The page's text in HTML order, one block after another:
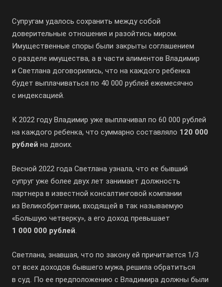
Супругам удалось сохранить между собой
доверительные отношения и разойтись миром.
Имущественные споры были закрыты соглашением
о разделе имущества, а в части алиментов Владимир
и Светлана договорились, что на каждого ребенка
будет выплачиваться по 40 000 рублей ежемесячно
с индексацией.
К 2022 году Владимир уже выплачивал по 60 000 рублей
на каждого ребенка, что суммарно составляло 120 000
рублей на двоих.
Весной 2022 года Светлана узнала, что ее бывший
супруг уже более двух лет занимает должность
партнера в известной консалтинговой компании
из Великобритании, входящей в так называемую
«Большую четверку», а его доход превышает
1 000 000 рублей.
Светлана, знавшая, что по закону ей причитается 1/3
от всех доходов бывшего мужа, решила обратиться
в суд. По ее предположению с Владимира должны были